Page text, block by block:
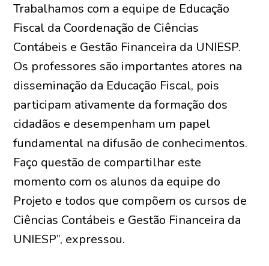
Trabalhamos com a equipe de Educação
Fiscal da Coordenação de Ciências
Contábeis e Gestão Financeira da UNIESP.
Os professores são importantes atores na
disseminação da Educação Fiscal, pois
participam ativamente da formação dos
cidadãos e desempenham um papel
fundamental na difusão de conhecimentos.
Faço questão de compartilhar este
momento com os alunos da equipe do
Projeto e todos que compõem os cursos de
Ciências Contábeis e Gestão Financeira da
UNIESP”, expressou.